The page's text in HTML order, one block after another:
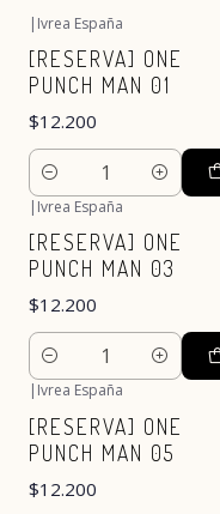
| Ivrea España
[RESERVA] ONE
PUNCH MAN 01
$12.200
Cantidad
| Ivrea España
[RESERVA] ONE
PUNCH MAN 03
$12.200
Cantidad
| Ivrea España
[RESERVA] ONE
PUNCH MAN 05
$12.200